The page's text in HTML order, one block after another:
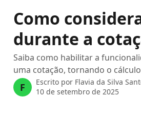
Como
durante a
Saiba como habilitar a
uma cotação, tornando o
F Escrito por Flavia da Silva
10 de setembro de 2025